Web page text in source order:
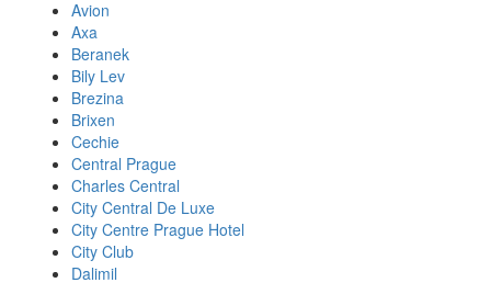
Avion
Axa
Beranek
Bily Lev
Brezina
Brixen
Cechie
Central Prague
Charles Central
City Central De Luxe
City Centre Prague Hotel
City Club
Dalimil